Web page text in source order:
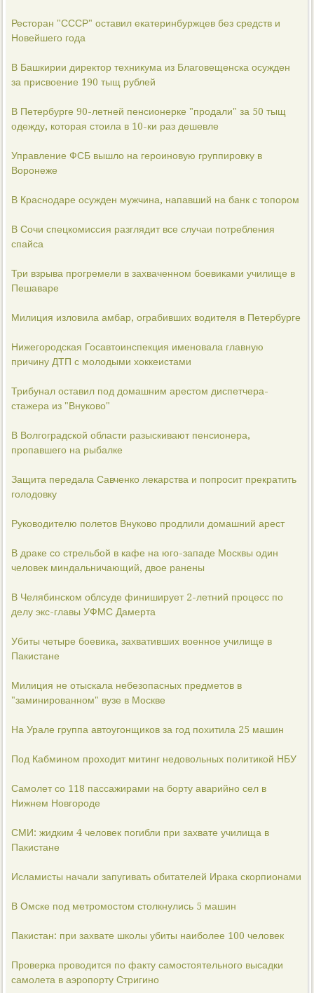
Ресторан "СССР" оставил екатеринбуржцев без средств и
Новейшего года
В Башкирии директор техникума из Благовещенска осужден
за присвоение 190 тыщ рублей
В Петербурге 90-летней пенсионерке "продали" за 50 тыщ
одежду, которая стоила в 10-ки раз дешевле
Управление ФСБ вышло на героиновую группировку в
Воронеже
В Краснодаре осужден мужчина, напавший на банк с топором
В Сочи спецкомиссия разглядит все случаи потребления
спайса
Три взрыва прогремели в захваченном боевиками училище в
Пешаваре
Милиция изловила амбар, ограбивших водителя в Петербурге
Нижегородская Госавтоинспекция именовала главную
причину ДТП с молодыми хоккеистами
Трибунал оставил под домашним арестом диспетчера-
стажера из "Внуково"
В Волгоградской области разыскивают пенсионера,
пропавшего на рыбалке
Защита передала Савченко лекарства и попросит прекратить
голодовку
Руководителю полетов Внуково продлили домашний арест
В драке со стрельбой в кафе на юго-западе Москвы один
человек миндальничающий, двое ранены
В Челябинском облсуде финиширует 2-летний процесс по
делу экс-главы УФМС Дамерта
Убиты четыре боевика, захвативших военное училище в
Пакистане
Милиция не отыскала небезопасных предметов в
"заминированном" вузе в Москве
На Урале группа автоугонщиков за год похитила 25 машин
Под Кабмином проходит митинг недовольных политикой НБУ
Самолет со 118 пассажирами на борту аварийно сел в
Нижнем Новгороде
СМИ: жидким 4 человек погибли при захвате училища в
Пакистане
Исламисты начали запугивать обитателей Ирака скорпионами
В Омске под метромостом столкнулись 5 машин
Пакистан: при захвате школы убиты наиболее 100 человек
Проверка проводится по факту самостоятельного высадки
самолета в аэропорту Стригино